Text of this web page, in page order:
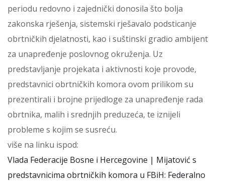
periodu redovno i zajednički donosila što bolja
zakonska rješenja, sistemski rješavalo podsticanje
obrtničkih djelatnosti, kao i suštinski gradio ambijent
za unapređenje poslovnog okruženja. Uz
predstavljanje projekata i aktivnosti koje provode,
predstavnici obrtničkih komora ovom prilikom su
prezentirali i brojne prijedloge za unapređenje rada
obrtnika, malih i srednjih preduzeća, te iznijeli
probleme s kojim se susreću.
više na linku ispod:
Vlada Federacije Bosne i Hercegovine | Mijatović s
predstavnicima obrtničkih komora u FBiH: Federalno